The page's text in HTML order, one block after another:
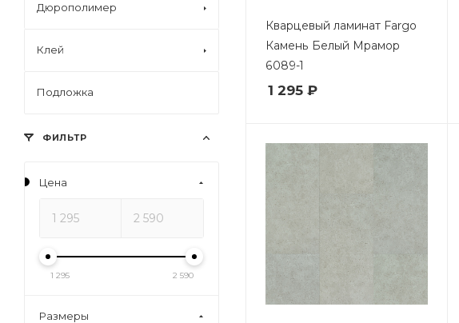
Кварцевый ламинат Fargo
Камень Белый Мрамор
6089-1
1 295 ₽
Дюрополимер
Клей
Подложка
ФИЛЬТР
Цена
1 295 2 590
Размеры